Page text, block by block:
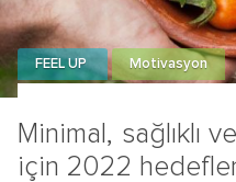
Minimal, sağlıklı
için 2022
FEEL UP Motivasyon